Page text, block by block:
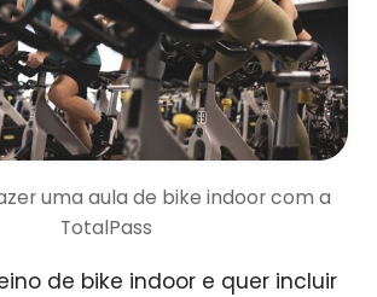
uma aula de bike indoor com a
TotalPass
de bike indoor e quer incluir